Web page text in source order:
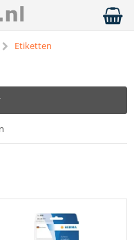
Etiketten